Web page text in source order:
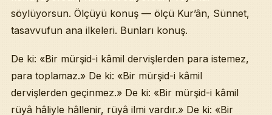
söylüyorsun. Ölçüyü konuş — ölçü Kur’ân, Sünnet,
tasavvufun ana ilkeleri. Bunları konuş.
De ki: «Bir mürşid-i kâmil dervişlerden para istemez,
para toplamaz.» De ki: «Bir mürşid-i kâmil
dervişlerden geçinmez.» De ki: «Bir mürşid-i kâmil
rüyâ hâliyle hâllenir, rüyâ ilmi vardır.» De ki: «Bir